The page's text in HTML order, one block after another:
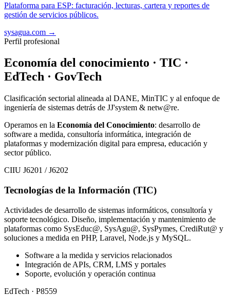
Plataforma para ESP: facturación, lecturas, cartera y reportes de
gestión de servicios públicos.
sysagua.com →
Perfil profesional
Economía del conocimiento · TIC ·
EdTech · GovTech
Clasificación sectorial alineada al DANE, MinTIC y al enfoque de
ingeniería de sistemas detrás de JJ'system & netw@re.
Operamos en la Economía del Conocimiento: desarrollo de
software a medida, consultoría informática, integración de
plataformas y modernización digital para empresa, educación y
sector público.
CIIU J6201 / J6202
Tecnologías de la Información (TIC)
Actividades de desarrollo de sistemas informáticos, consultoría y
soporte tecnológico. Diseño, implementación y mantenimiento de
plataformas como SysEduc@, SysAgu@, SysPymes, CrediRut@ y
soluciones a medida en PHP, Laravel, Node.js y MySQL.
Software a la medida y servicios relacionados
Integración de APIs, CRM, LMS y portales
Soporte, evolución y operación continua
EdTech · P8559